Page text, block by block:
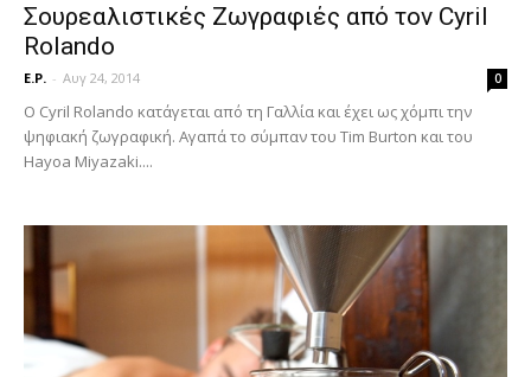
Σουρεαλιστικές Ζωγραφιές από τον Cyril
Rolando
E.P. - Αυγ 24, 2014 0
Ο Cyril Rolando κατάγεται από τη Γαλλία και έχει ως χόμπι την
ψηφιακή ζωγραφική. Αγαπά το σύμπαν του Tim Burton και του
Hayoa Miyazaki....